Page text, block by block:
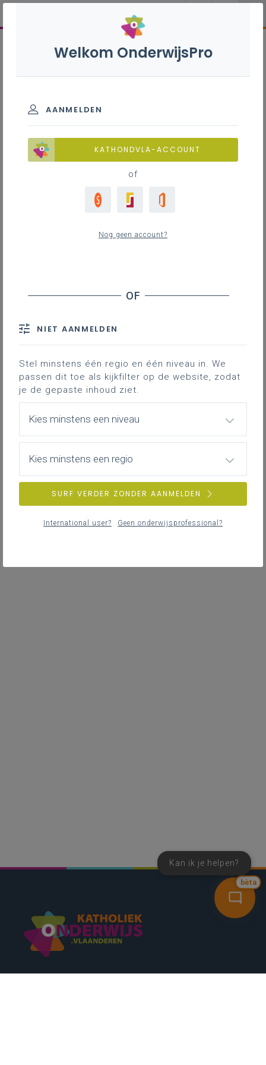
bèta
Kan ik je helpen?
Welkom OnderwijsPro
AANMELDEN
KATHONDVLA-ACCOUNT
of
Nog geen account?
NIET AANMELDEN
Stel minstens één regio en één niveau in. We
passen dit toe als kijkfilter op de website, zodat
je de gepaste inhoud ziet.
Kies minstens een niveau
Kies minstens een regio
SURF VERDER ZONDER AANMELDEN
International user? Geen onderwijsprofessional?